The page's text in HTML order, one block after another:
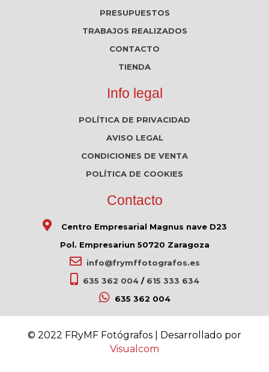
PRESUPUESTOS
TRABAJOS REALIZADOS
CONTACTO
TIENDA
Info legal
POLÍTICA DE PRIVACIDAD
AVISO LEGAL
CONDICIONES DE VENTA
POLÍTICA DE COOKIES
Contacto
Centro Empresarial Magnus nave D23
Pol. Empresariun 50720 Zaragoza
info@frymffotografos.es
635 362 004/ 615 333 634
635 362 004
© 2022 FRyMF Fotógrafos | Desarrollado por
Visualcom